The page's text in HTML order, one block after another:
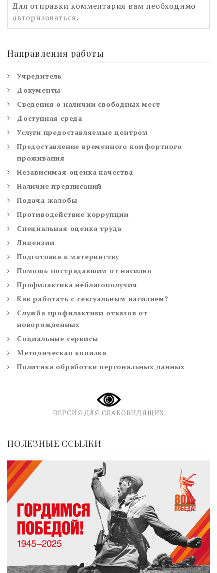
Для отправки комментария вам необходимо
авторизоваться.
Направления работы
Учредитель
Документы
Сведения о наличии свободных мест
Доступная среда
Услуги предоставляемые центром
Предоставление временного комфортного
проживания
Независимая оценка качества
Наличие предписаний
Подача жалобы
Противодействие коррупции
Специальная оценка труда
Лицензии
Подготовка к материнству
Помощь пострадавшим от насилия
Профилактика неблагополучия
Как работать с сексуальным насилием?
Служба профилактики отказов от
новорожденных
Социальные сервисы
Методическая копилка
Политика обработки персональных данных
ВЕРСИЯ ДЛЯ СЛАБОВИДЯЩИХ
ПОЛЕЗНЫЕ ССЫЛКИ